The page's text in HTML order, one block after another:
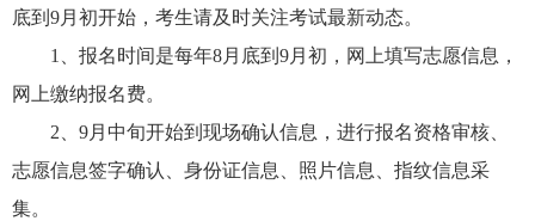
底到9月初开始，考生请及时关注考试最新动态。
1、报名时间是每年8月底到9月初，网上填写志愿信息，
网上缴纳报名费。
2、9月中旬开始到现场确认信息，进行报名资格审核、
志愿信息签字确认、身份证信息、照片信息、指纹信息采
集。